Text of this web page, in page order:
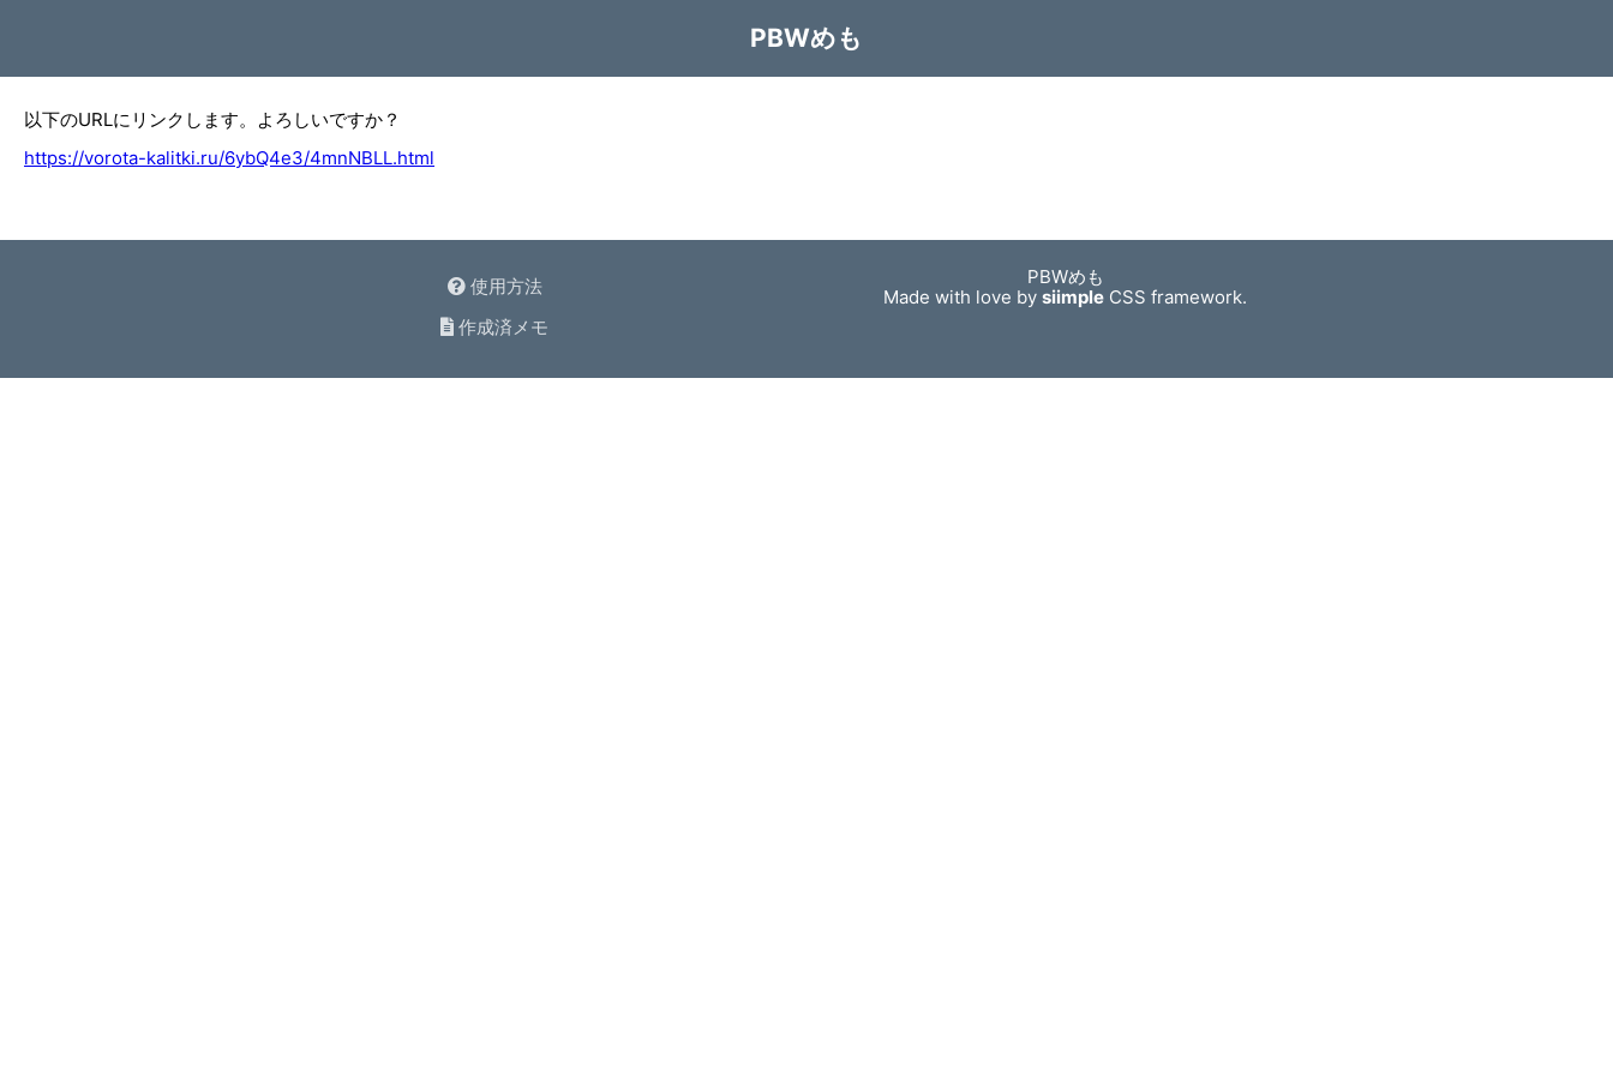
PBWめも
以下のURLにリンクします。よろしいですか？
https://vorota-kalitki.ru/6ybQ4e3/4mnNBLL.html
使用方法
作成済メモ
PBWめも
Made with love bysiimple CSS framework.